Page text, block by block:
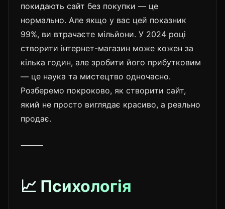
покидають сайт без покупки — це
нормально. Але якщо у вас цей показник
99%, ви втрачаєте мільйони. У 2024 році
створити інтернет-магазин може кожен за
кілька годин, але зробити його прибутковим
— це наука та мистецтво одночасно.
Розберемо покроково, як створити сайт,
який не просто виглядає красиво, а реально
продає.
⸻
📈 Психологія